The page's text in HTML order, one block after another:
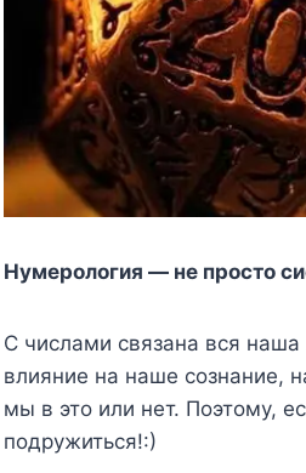
Нумерология — не просто
С числами связана вся
влияние на наше сознание,
мы в это или нет. Поэтому,
подружиться!:)